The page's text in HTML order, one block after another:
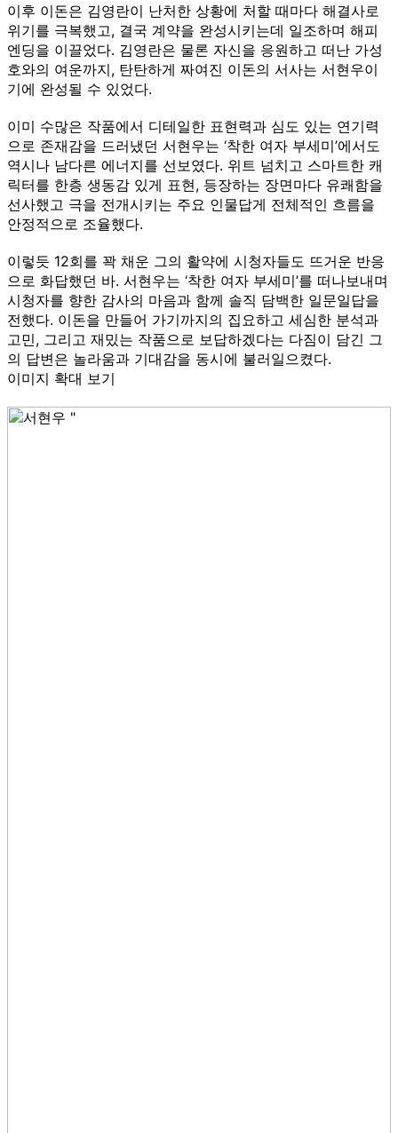
이후 이돈은 김영란이 난처한 상황에 처할 때마다 해결사로
위기를 극복했고, 결국 계약을 완성시키는데 일조하며 해피
엔딩을 이끌었다. 김영란은 물론 자신을 응원하고 떠난 가성
호와의 여운까지, 탄탄하게 짜여진 이돈의 서사는 서현우이
기에 완성될 수 있었다.
이미 수많은 작품에서 디테일한 표현력과 심도 있는 연기력
으로 존재감을 드러냈던 서현우는 ‘착한 여자 부세미’에서도
역시나 남다른 에너지를 선보였다. 위트 넘치고 스마트한 캐
릭터를 한층 생동감 있게 표현, 등장하는 장면마다 유쾌함을
선사했고 극을 전개시키는 주요 인물답게 전체적인 흐름을
안정적으로 조율했다.
이렇듯 12회를 꽉 채운 그의 활약에 시청자들도 뜨거운 반응
으로 화답했던 바. 서현우는 ‘착한 여자 부세미’를 떠나보내며
시청자를 향한 감사의 마음과 함께 솔직 담백한 일문일답을
전했다. 이돈을 만들어 가기까지의 집요하고 세심한 분석과
고민, 그리고 재밌는 작품으로 보답하겠다는 다짐이 담긴 그
의 답변은 놀라움과 기대감을 동시에 불러일으켰다.
이미지 확대 보기